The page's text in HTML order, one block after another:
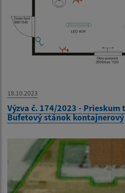
18.10.2023
Výzva č. 174/2023 - Prieskum
Bufetový stánok kontajnerový